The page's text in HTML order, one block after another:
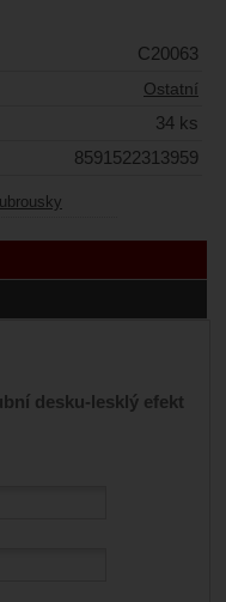
C20063
Ostatní
34 ks
8591522313959
desku-lesklý efekt